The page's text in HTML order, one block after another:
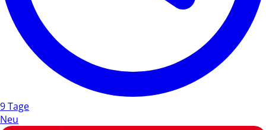
9 Tage
Neu